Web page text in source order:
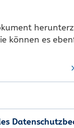
können es